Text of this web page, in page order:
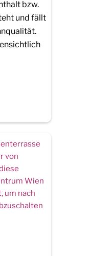
bzw.
und fällt